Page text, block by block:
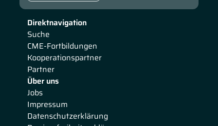
Direktnavigation
Suche
CME-Fortbildungen
Kooperationspartner
Partner
Über uns
Jobs
Impressum
Datenschutzerklärung